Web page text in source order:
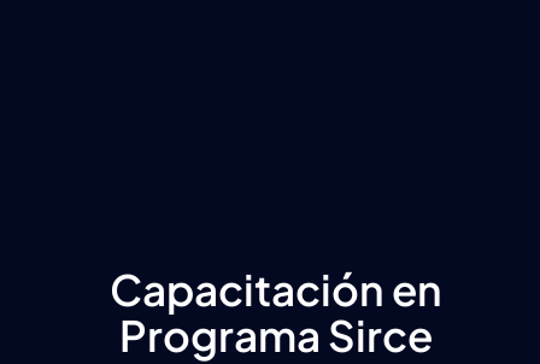
Capacitación en
Programa Sirce